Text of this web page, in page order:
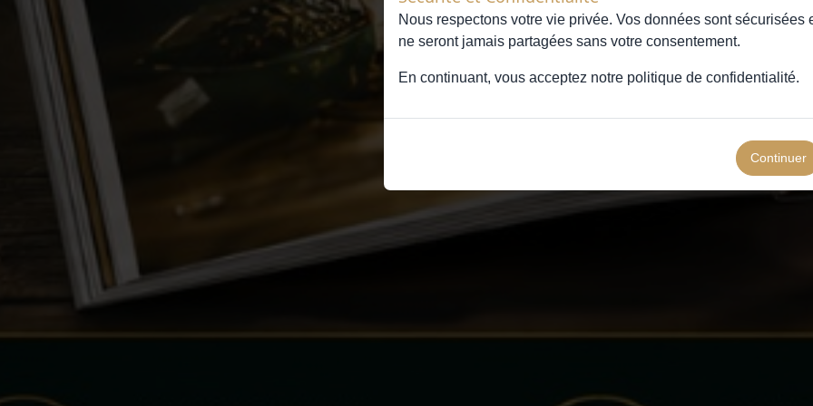
Nous respectons votre vie privée. Vos données sont sécurisées
ne seront jamais partagées sans votre consentement.
En continuant, vous acceptez notre politique de confidentialité.
Continuer